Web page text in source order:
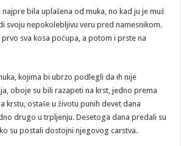
bila uplašena od muka, no kad ju je muž
svoju nepokolebljivu veru pred namesnikom.
sva kosa počupa, a potom i prste na
kojima bi ubrzo podlegli da ih nije
oboje su bili razapeti na krst, jedno prema
krstu, ostaše u životu punih devet dana
drugo u trpljenju. Desetoga dana predali su
su postali dostojni njegovog carstva.